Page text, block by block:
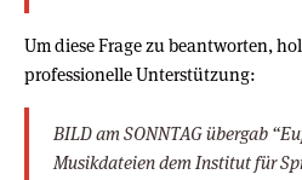
Um diese Frage zu beantworten,
professionelle Unterstützung:
BILD am SONNTAG übergab
Musikdateien dem Institut für